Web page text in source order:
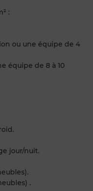
:
ou une équipe de 4
équipe de 8 à 10
jour/nuit.
.